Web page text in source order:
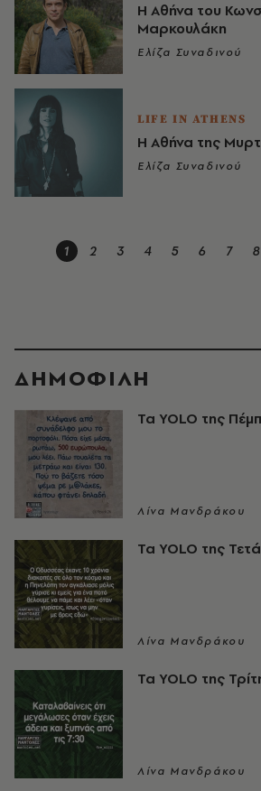
Η Αθήνα του
Μαρκουλάκη
Ελίζα Συναδινού
LIFE IN ATHENS
Η Αθήνα της
Ελίζα Συναδινού
1 2 3 4 5 6 7 8
ΔΗΜΟΦΙΛΗ
Τα YOLO της
Λίνα Μανδράκου
Τα YOLO της
Λίνα Μανδράκου
Τα YOLO της
Λίνα Μανδράκου